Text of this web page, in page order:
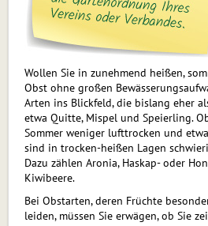
Wollen Sie in zunehmend heißen,
Obst ohne großen
Arten ins Blickfeld, die bislang eher
etwa Quitte, Mispel und Speierling.
Sommer weniger lufttrocken und
sind in trocken-heißen Lagen
Dazu zählen Aronia, Haskap- oder
Kiwibeere.
Bei Obstarten, deren Früchte
leiden, müssen Sie erwägen, ob Sie